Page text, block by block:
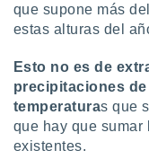
su
u
datos
momento
en
en
en
que supone más
estas alturas del
Esto no es de
precipitaciones
temperaturas que
que hay que sumar
existentes.